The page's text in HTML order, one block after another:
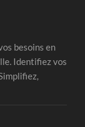
besoins en
Identifiez vos